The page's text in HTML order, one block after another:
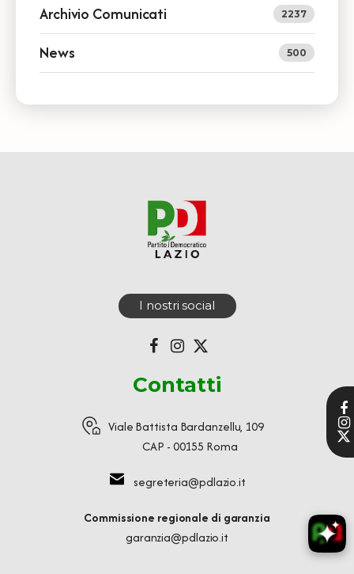
Archivio Comunicati 2237
News 500
I nostri social
Contatti
Viale Battista Bardanzellu, 109
CAP - 00155 Roma
segreteria@pdlazio.it
Commissione regionale di garanzia
garanzia@pdlazio.it